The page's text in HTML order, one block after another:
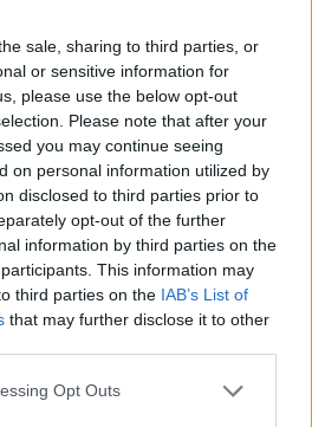
sale, sharing to third parties, or
or sensitive information for
please use the below opt-out
Please note that after your
you may continue seeing
on personal information utilized by
disclosed to third parties prior to
opt-out of the further
information by third parties on the
This information may
third parties on the IAB’s List of
that may further disclose it to other
app uses one or more Google
Opt Outs